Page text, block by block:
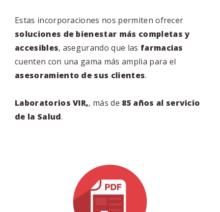
Estas incorporaciones nos permiten ofrecer
soluciones de bienestar más completas y
accesibles, asegurando que las farmacias
cuenten con una gama más amplia para el
asesoramiento de sus clientes.
Laboratorios VIR,, más de 85 años al servicio
de la Salud.